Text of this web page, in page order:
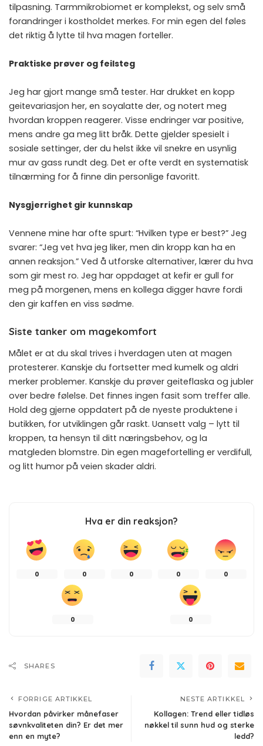
tilpasning. Tarmmikrobiomet er komplekst, og selv små
forandringer i kostholdet merkes. For min egen del føles
det riktig å lytte til hva magen forteller.
Praktiske prøver og feilsteg
Jeg har gjort mange små tester. Har drukket en kopp
geitevariasjon her, en soyalatte der, og notert meg
hvordan kroppen reagerer. Visse endringer var positive,
mens andre ga meg litt bråk. Dette gjelder spesielt i
sosiale settinger, der du helst ikke vil snekre en usynlig
mur av gass rundt deg. Det er ofte verdt en systematisk
tilnærming for å finne din personlige favoritt.
Nysgjerrighet gir kunnskap
Vennene mine har ofte spurt: “Hvilken type er best?” Jeg
svarer: “Jeg vet hva jeg liker, men din kropp kan ha en
annen reaksjon.” Ved å utforske alternativer, lærer du hva
som gir mest ro. Jeg har oppdaget at kefir er gull for
meg på morgenen, mens en kollega digger havre fordi
den gir kaffen en viss sødme.
Siste tanker om magekomfort
Målet er at du skal trives i hverdagen uten at magen
protesterer. Kanskje du fortsetter med kumelk og aldri
merker problemer. Kanskje du prøver geiteflaska og jubler
over bedre følelse. Det finnes ingen fasit som treffer alle.
Hold deg gjerne oppdatert på de nyeste produktene i
butikken, for utviklingen går raskt. Uansett valg – lytt til
kroppen, ta hensyn til ditt næringsbehov, og la
matgleden blomstre. Din egen magefortelling er verdifull,
og litt humor på veien skader aldri.
Hva er din reaksjon?
0 0 0 0 0
0 0
SHARES
FORRIGE ARTIKKEL
Hvordan påvirker månefaser
søvnkvaliteten din? Er det mer
enn en myte?
NESTE ARTIKKEL
Kollagen: Trend eller tidløs
nøkkel til sunn hud og sterke
ledd?